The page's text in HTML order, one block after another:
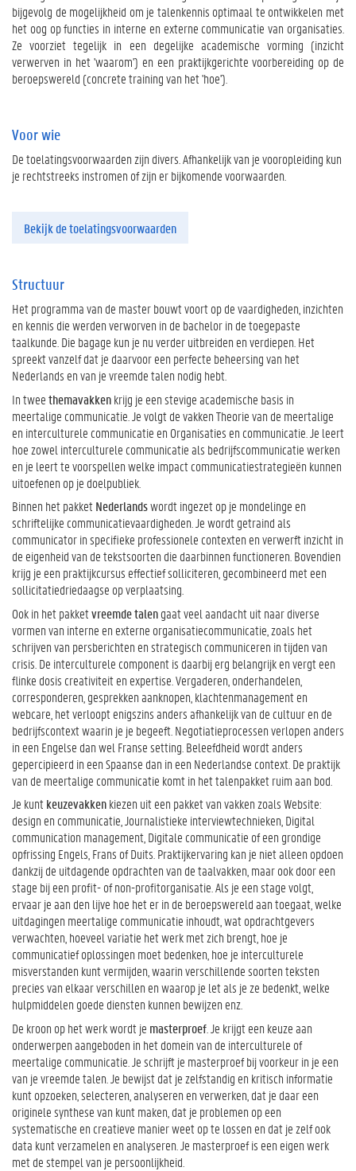
bijgevolg de mogelijkheid om je talenkennis optimaal te ontwikkelen met
het oog op functies in interne en externe communicatie van organisaties.
Ze voorziet tegelijk in een degelijke academische vorming (inzicht
verwerven in het 'waarom') en een praktijkgerichte voorbereiding op de
beroepswereld (concrete training van het 'hoe').
Voor wie
De toelatingsvoorwaarden zijn divers. Afhankelijk van je vooropleiding kun
je rechtstreeks instromen of zijn er bijkomende voorwaarden.
Bekijk de toelatingsvoorwaarden
Structuur
Het programma van de master bouwt voort op de vaardigheden, inzichten
en kennis die werden verworven in de bachelor in de toegepaste
taalkunde. Die bagage kun je nu verder uitbreiden en verdiepen. Het
spreekt vanzelf dat je daarvoor een perfecte beheersing van het
Nederlands en van je vreemde talen nodig hebt.
In tweethemavakkenkrijg je een stevige academische basis in
meertalige communicatie. Je volgt de vakken Theorie van de meertalige
en interculturele communicatie en Organisaties en communicatie. Je leert
hoe zowel interculturele communicatie als bedrijfscommunicatie werken
en je leert te voorspellen welke impact communicatiestrategieën kunnen
uitoefenen op je doelpubliek.
Binnen het pakketNederlandswordt ingezet op je mondelinge en
schriftelijke communicatievaardigheden. Je wordt getraind als
communicator in specifieke professionele contexten en verwerft inzicht in
de eigenheid van de tekstsoorten die daarbinnen functioneren. Bovendien
krijg je een praktijkcursus effectief solliciteren, gecombineerd met een
sollicitatiedriedaagse op verplaatsing.
Ook in het pakketvreemde talengaat veel aandacht uit naar diverse
vormen van interne en externe organisatiecommunicatie, zoals het
schrijven van persberichten en strategisch communiceren in tijden van
crisis. De interculturele component is daarbij erg belangrijk en vergt een
flinke dosis creativiteit en expertise. Vergaderen, onderhandelen,
corresponderen, gesprekken aanknopen, klachtenmanagement en
webcare, het verloopt enigszins anders afhankelijk van de cultuur en de
bedrijfscontext waarin je je begeeft. Negotiatieprocessen verlopen anders
in een Engelse dan wel Franse setting. Beleefdheid wordt anders
gepercipieerd in een Spaanse dan in een Nederlandse context. De praktijk
van de meertalige communicatie komt in het talenpakket ruim aan bod.
Je kuntkeuzevakkenkiezen uit een pakket van vakken zoals Website:
design en communicatie, Journalistieke interviewtechnieken, Digital
communication management, Digitale communicatie of een grondige
opfrissing Engels, Frans of Duits. Praktijkervaring kan je niet alleen opdoen
dankzij de uitdagende opdrachten van de taalvakken, maar ook door een
stage bij een profit- of non-profitorganisatie. Als je een stage volgt,
ervaar je aan den lijve hoe het er in de beroepswereld aan toegaat, welke
uitdagingen meertalige communicatie inhoudt, wat opdrachtgevers
verwachten, hoeveel variatie het werk met zich brengt, hoe je
communicatief oplossingen moet bedenken, hoe je interculturele
misverstanden kunt vermijden, waarin verschillende soorten teksten
precies van elkaar verschillen en waarop je let als je ze bedenkt, welke
hulpmiddelen goede diensten kunnen bewijzen enz.
De kroon op het werk wordt je masterproef . Je krijgt een keuze aan
onderwerpen aangeboden in het domein van de interculturele of
meertalige communicatie. Je schrijft je masterproef bij voorkeur in je een
van je vreemde talen. Je bewijst dat je zelfstandig en kritisch informatie
kunt opzoeken, selecteren, analyseren en verwerken, dat je daar een
originele synthese van kunt maken, dat je problemen op een
systematische en creatieve manier weet op te lossen en dat je zelf ook
data kunt verzamelen en analyseren. Je masterproef is een eigen werk
met de stempel van je persoonlijkheid.